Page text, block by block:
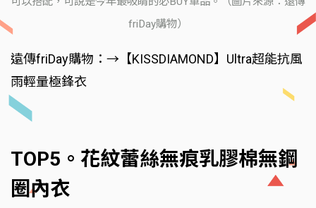
friDay購物）
遠傳friDay購物：→【KISSDIAMOND】Ultra超能抗風
雨輕量極鋒衣
TOP5。花紋蕾絲無痕乳膠棉無鋼
圈內衣